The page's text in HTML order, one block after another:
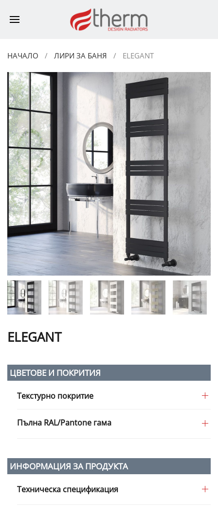
НАЧАЛО ЛИРИ ЗА БАНЯ ELEGANT
ELEGANT
ЦВЕТОВЕ И ПОКРИТИЯ
Текстурно покритие
Пълна RAL/Pantone гама
ИНФОРМАЦИЯ ЗА ПРОДУКТА
Техническа спецификация